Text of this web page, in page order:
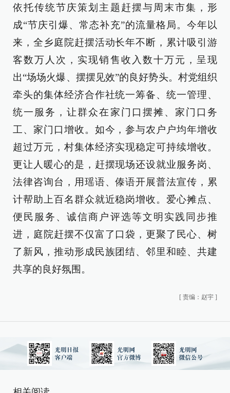
依托传统节庆策划主题赶摆与周末市集，形
成“节庆引爆、常态补充”的流量格局。今年以
来，全乡庭院赶摆活动长年不断，累计吸引游
客数万人次，实现销售收入数十万元，呈现
出“场场火爆、摆摆见效”的良好势头。村党组织
牵头的集体经济合作社统一筹备、统一管理、
统一服务，让群众在家门口摆摊、家门口务
工、家门口增收。如今，参与农户户均年增收
超过万元，村集体经济实现稳定可持续增收。
更让人暖心的是，赶摆现场还设就业服务岗、
法律咨询台，用瑶语、傣语开展普法宣传，累
计帮助上百名群众就近稳岗增收。爱心摊点、
便民服务、诚信商户评选等文明实践同步推
进，庭院赶摆不仅富了口袋，更聚了民心、树
了新风，推动形成民族团结、邻里和睦、共建
共享的良好氛围。
[ 责编：赵宇 ]